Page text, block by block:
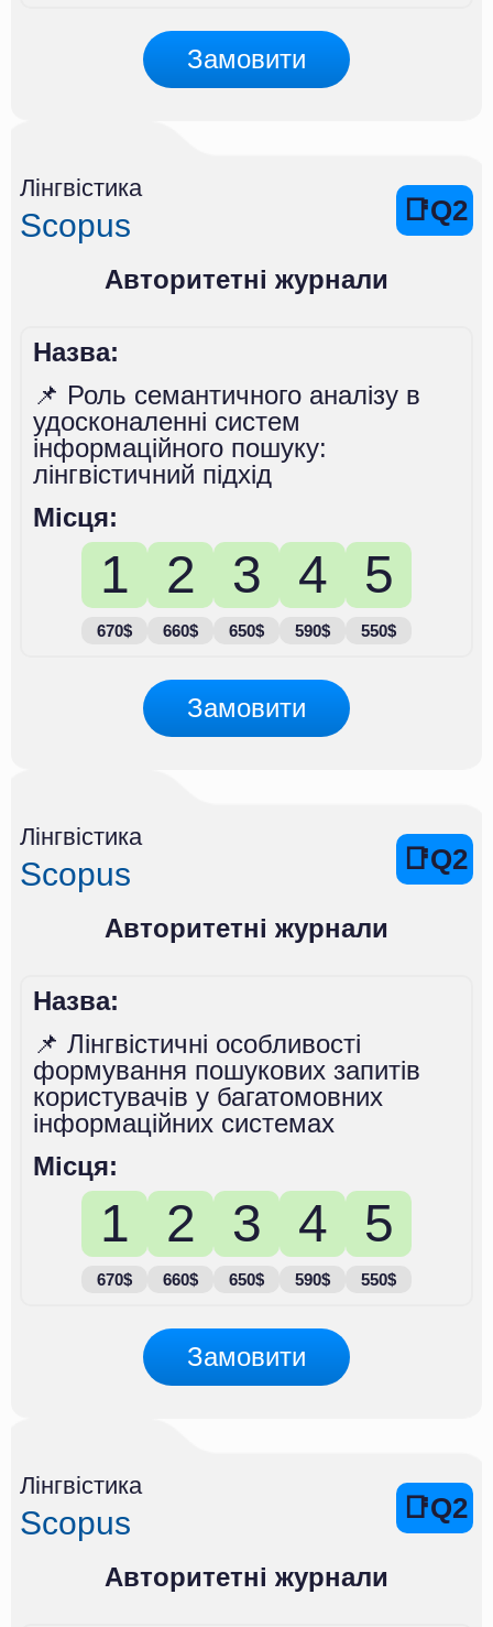
Замовити
Лінгвістика
Scopus
Авторитетні журнали
📑Q2
Назва:
📌 Роль семантичного аналізу в
удосконаленні систем
інформаційного пошуку:
лінгвістичний підхід
Місця:
1
670$
2
660$
3
650$
4
590$
5
550$
Замовити
Лінгвістика
Scopus
Авторитетні журнали
📑Q2
Назва:
📌 Лінгвістичні особливості
формування пошукових запитів
користувачів у багатомовних
інформаційних системах
Місця:
1
670$
2
660$
3
650$
4
590$
5
550$
Замовити
Лінгвістика
Scopus
Авторитетні журнали
📑Q2